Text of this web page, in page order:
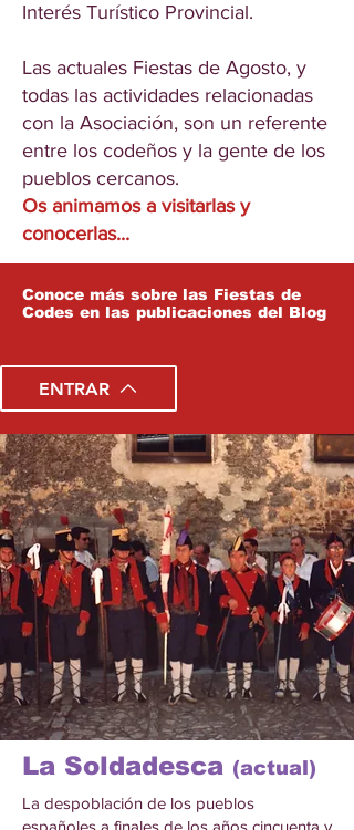
Interés Turístico Provincial.
Las actuales Fiestas de Agosto, y
todas las actividades relacionadas
con la Asociación, son un referente
entre los codeños y la gente de los
pueblos cercanos.
Os animamos a visitarlas y
conocerlas...
Conoce más sobre las Fiestas de
Codes en las publicaciones del Blog
ENTRAR
La Soldadesca (actual)
La despoblación de los pueblos
españoles a finales de los años cincuenta y